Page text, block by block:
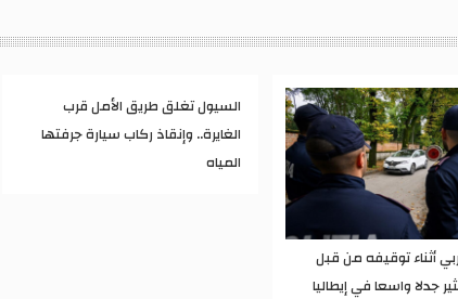
أثناء توقيفه من قبل
جدلا واسعا في إيطاليا
السيول تغلق طريق الأمل قرب
الغايرة.. وإنقاذ ركاب سيارة جرفتها
المياه